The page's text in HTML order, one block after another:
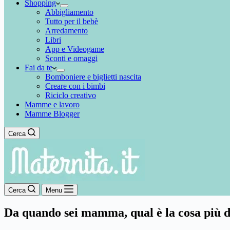
Shopping
Abbigliamento
Tutto per il bebè
Arredamento
Libri
App e Videogame
Sconti e omaggi
Fai da te
Bomboniere e biglietti nascita
Creare con i bimbi
Riciclo creativo
Mamme e lavoro
Mamme Blogger
Cerca
Cerca Menu
Da quando sei mamma, qual è la cosa più